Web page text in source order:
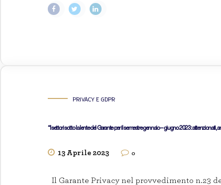
PRIVACY E GDPR
“I settori sotto la lente del Garante per il semestre gennaio – giugno 2023: attenzionati,
13 Aprile 2023 0
Il Garante Privacy nel provvedimento n.23